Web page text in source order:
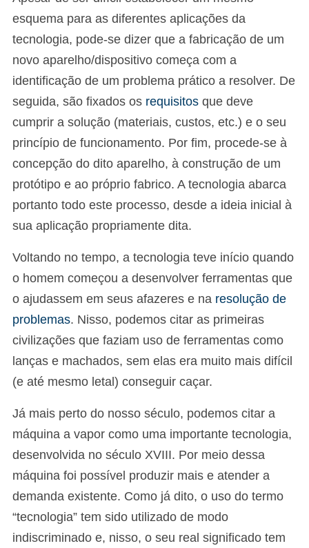
esquema para as diferentes aplicações da
tecnologia, pode-se dizer que a fabricação de um
novo aparelho/dispositivo começa com a
identificação de um problema prático a resolver. De
seguida, são fixados os requisitos que deve
cumprir a solução (materiais, custos, etc.) e o seu
princípio de funcionamento. Por fim, procede-se à
concepção do dito aparelho, à construção de um
protótipo e ao próprio fabrico. A tecnologia abarca
portanto todo este processo, desde a ideia inicial à
sua aplicação propriamente dita.
Voltando no tempo, a tecnologia teve início quando
o homem começou a desenvolver ferramentas que
o ajudassem em seus afazeres e na resolução de
problemas. Nisso, podemos citar as primeiras
civilizações que faziam uso de ferramentas como
lanças e machados, sem elas era muito mais difícil
(e até mesmo letal) conseguir caçar.
Já mais perto do nosso século, podemos citar a
máquina a vapor como uma importante tecnologia,
desenvolvida no século XVIII. Por meio dessa
máquina foi possível produzir mais e atender a
demanda existente. Como já dito, o uso do termo
“tecnologia” tem sido utilizado de modo
indiscriminado e, nisso, o seu real significado tem